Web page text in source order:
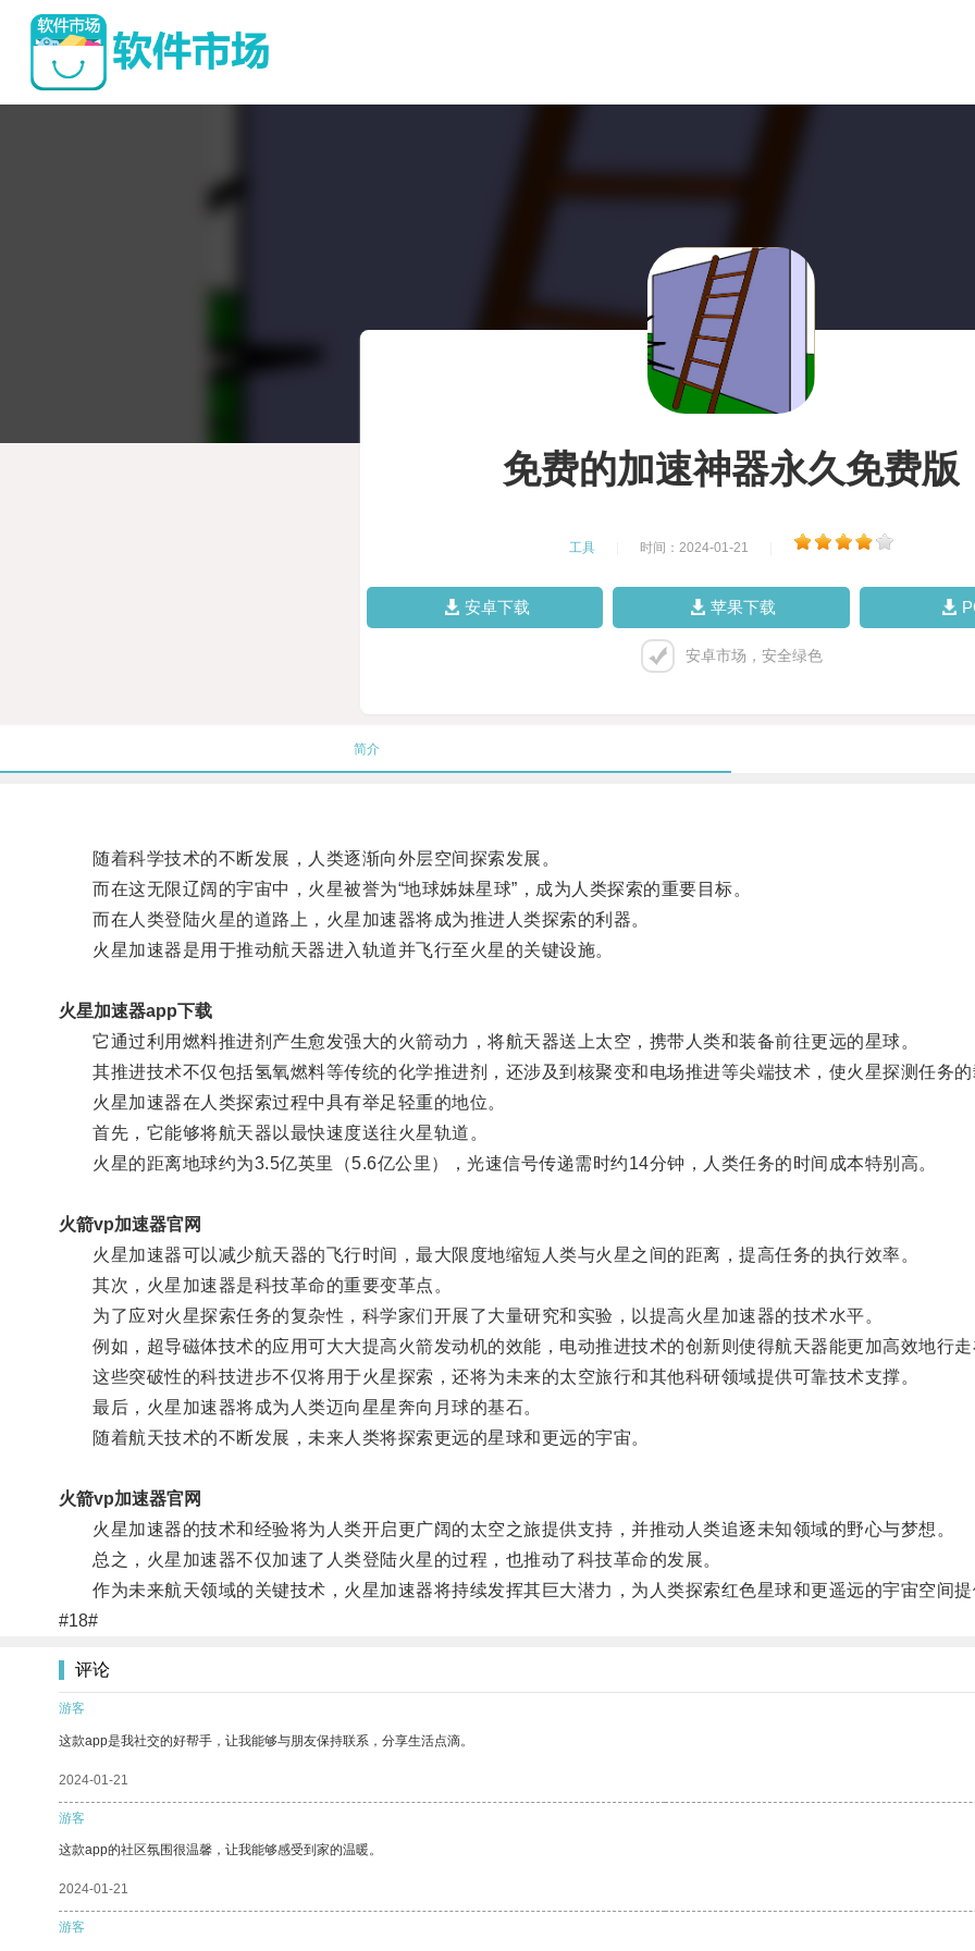
免费的加速神器永久免费版
工具 时间：2024-01-21
安卓下载 苹果下载
安卓市场，安全绿色
简介
随着科学技术的不断发展，人类逐渐向外层空间探索发展。
而在这无限辽阔的宇宙中，火星被誉为“地球姊妹星球”，成为人类探索的重要目标。
而在人类登陆火星的道路上，火星加速器将成为推进人类探索的利器。
火星加速器是用于推动航天器进入轨道并飞行至火星的关键设施。
火星加速器app下载
它通过利用燃料推进剂产生愈发强大的火箭动力，将航天器送上太空，携带人类和装备前往更远的星球。
其推进技术不仅包括氢氧燃料等传统的化学推进剂，还涉及到核聚变和电场推进等尖端技术，使火星探测任务的
火星加速器在人类探索过程中具有举足轻重的地位。
首先，它能够将航天器以最快速度送往火星轨道。
火星的距离地球约为3.5亿英里（5.6亿公里），光速信号传递需时约14分钟，人类任务的时间成本特别高。
火箭vp加速器官网
火星加速器可以减少航天器的飞行时间，最大限度地缩短人类与火星之间的距离，提高任务的执行效率。
其次，火星加速器是科技革命的重要变革点。
为了应对火星探索任务的复杂性，科学家们开展了大量研究和实验，以提高火星加速器的技术水平。
例如，超导磁体技术的应用可大大提高火箭发动机的效能，电动推进技术的创新则使得航天器能更加高效地行走
这些突破性的科技进步不仅将用于火星探索，还将为未来的太空旅行和其他科研领域提供可靠技术支撑。
最后，火星加速器将成为人类迈向星星奔向月球的基石。
随着航天技术的不断发展，未来人类将探索更远的星球和更远的宇宙。
火箭vp加速器官网
火星加速器的技术和经验将为人类开启更广阔的太空之旅提供支持，并推动人类追逐未知领域的野心与梦想。
总之，火星加速器不仅加速了人类登陆火星的过程，也推动了科技革命的发展。
作为未来航天领域的关键技术，火星加速器将持续发挥其巨大潜力，为人类探索红色星球和更遥远的宇宙空间提
#18#
评论
游客
这款app是我社交的好帮手，让我能够与朋友保持联系，分享生活点滴。
2024-01-21
游客
这款app的社区氛围很温馨，让我能够感受到家的温暖。
2024-01-21
游客